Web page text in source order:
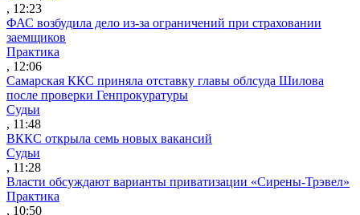
, 12:23
ФАС возбудила дело из-за ограничений при страховании
заемщиков
Практика
, 12:06
Самарская ККС приняла отставку главы облсуда Шилова
после проверки Генпрокуратуры
Судьи
, 11:48
ВККС открыла семь новых вакансий
Судьи
, 11:28
Власти обсуждают варианты приватизации «Сирены-Трэвел»
Практика
, 10:50